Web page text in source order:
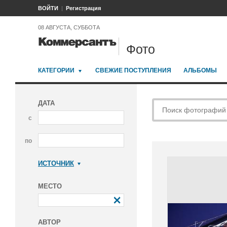
ВОЙТИ Регистрация
08 АВГУСТА, СУББОТА
Фото
КАТЕГОРИИ СВЕЖИЕ ПОСТУПЛЕНИЯ АЛЬБОМЫ
ДАТА
с
по
ИСТОЧНИК
МЕСТО
АВТОР